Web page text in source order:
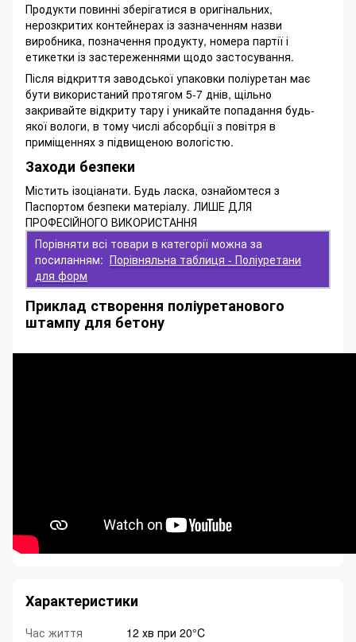
Продукти повинні зберігатися в оригінальних,
нерозкритих контейнерах із зазначенням назви
виробника, позначення продукту, номера партії і
етикетки із застереженнями щодо застосування.
Після відкриття заводської упаковки поліуретан має
бути використаний протягом 5-7 днів, щільно
закривайте відкриту тару і уникайте попадання будь-
якої вологи, в тому числі абсорбції з повітря в
приміщеннях з підвищеною вологістю.
Заходи безпеки
Містить ізоціанати. Будь ласка, ознайомтеся з
Паспортом безпеки матеріалу. ЛИШЕ ДЛЯ
ПРОФЕСІЙНОГО ВИКОРИСТАННЯ
Порівняти всі товари в категорії можна за
посиланням: Порівняльна таблиця - Поліуретани
для форм
Приклад створення поліуретанового
штампу для бетону
Характеристики
Час життя
12 хв при 20°C